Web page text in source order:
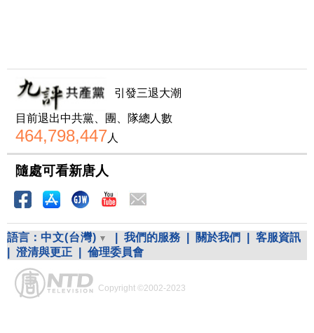
引發三退大潮
目前退出中共黨、團、隊總人數
464,798,447人
隨處可看新唐人
語言： 中文(台灣) 我們的服務 關於我們
客服資訊
澄清與更正 倫理委員會
Copyright ©2002-2023